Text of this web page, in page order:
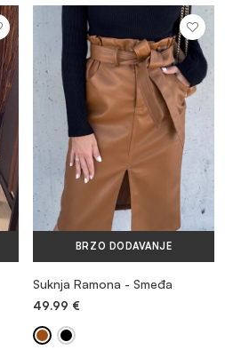
BRZO DODAVANJE
Suknja Ramona - Smeđa
49.99 €